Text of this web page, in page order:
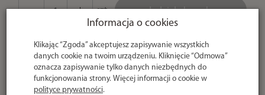
szt. dodaj do koszyka
tradycyjny, Przelewy24, eRaty 0% - Santander
Bank, Płatność za Pobraniem Kartą Płatniczą,
Szybki Przelew Paynow, Płatności Ratalne i
odroczone, Bramka Kredytowa, Płatność Hurt
Informacja o cookies
Klikając “Zgoda” akceptujesz zapisywanie wszystkich
danych cookie na twoim urządzeniu. Kliknięcie “Odmowa”
oznacza zapisywanie tylko danych niezbędnych do
funkcjonowania strony. Więcej informacji o cookie w
polityce prywatności.